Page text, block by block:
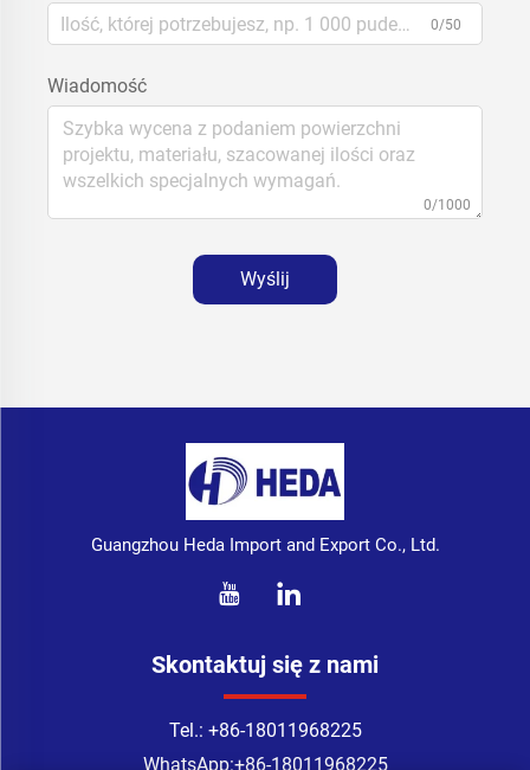
0/50
Wiadomość
0/1000
Wyślij
Guangzhou Heda Import and Export Co., Ltd.
Skontaktuj się z nami
Tel.: +86-18011968225
WhatsApp:+86-18011968225